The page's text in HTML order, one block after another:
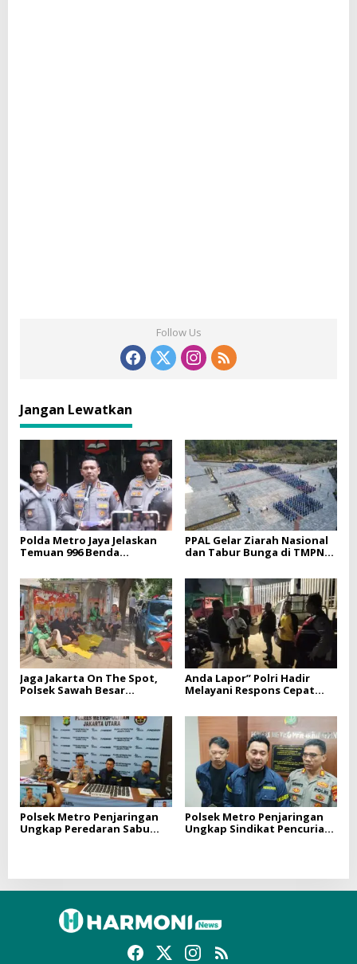
Follow Us
Jangan Lewatkan
Polda Metro Jaya Jelaskan
Temuan 996 Benda
Yayasan Jaksel
PPAL Gelar Ziarah Nasional
dan Tabur Bunga di TMPNU
Ke-40 PPAL
Jaga Jakarta On The Spot,
Polsek Sawah Besar
Pasar Baru
Anda Lapor” Polri Hadir
Melayani Respons Cepat
Keributan di Mangga Dua
Selatan
Polsek Metro Penjaringan
Ungkap Peredaran Sabu
Polsek Metro Penjaringan
Ungkap Sindikat Pencurian